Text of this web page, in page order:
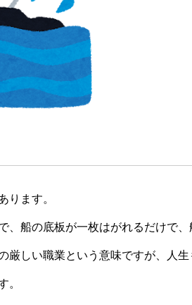
ります。
、船の底板が一枚はがれるだけで、
厳しい職業という意味ですが、人生
。